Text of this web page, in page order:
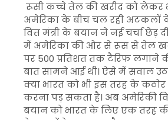
रूसी कच्चे तेल की खरीद को लेकर
अमेरिका के बीच चल रही अटकलों
वित्त मंत्री के बयान ने नई चर्चा छेड़
में अमेरिका की ओर से रूस से तेल
पर 500 प्रतिशत तक टैरिफ लगाने
बात सामने आई थी। ऐसे में सवाल
क्या भारत को भी इस तरह के
करना पड़ सकता है। अब अमेरिकी
बयान को भारत के लिए एक तरह